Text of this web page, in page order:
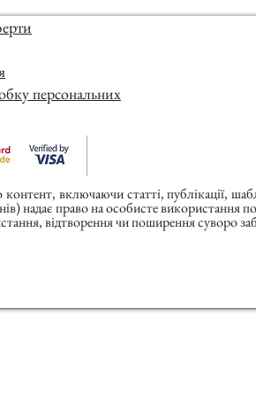
персональних
контент, включаючи статті, публікації,
надає право на особисте використання
відтворення чи поширення суворо